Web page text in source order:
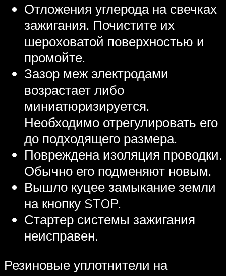
Отложения углерода на свечках
зажигания. Почистите их
шероховатой поверхностью и
промойте.
Зазор меж электродами
возрастает либо
миниатюризируется.
Необходимо отрегулировать его
до подходящего размера.
Повреждена изоляция проводки.
Обычно его подменяют новым.
Вышло куцее замыкание земли
на кнопку STOP.
Стартер системы зажигания
неисправен.
Резиновые уплотнители на